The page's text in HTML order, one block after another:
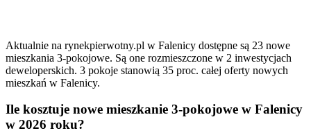
Aktualnie na rynekpierwotny.pl w Falenicy dostępne są 23 nowe
mieszkania 3-pokojowe. Są one rozmieszczone w 2 inwestycjach
deweloperskich. 3 pokoje stanowią 35 proc. całej oferty nowych
mieszkań w Falenicy.
Ile kosztuje nowe mieszkanie 3-pokojowe w Falenicy
w 2026 roku?